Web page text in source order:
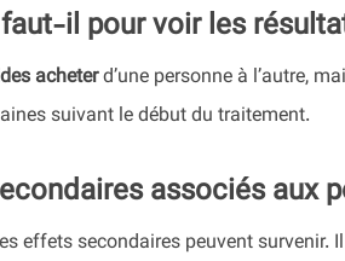
il pour voir les
acheterd’une personne à l’autre,
suivant le début du traitement.
associés aux
effets secondaires peuvent survenir.